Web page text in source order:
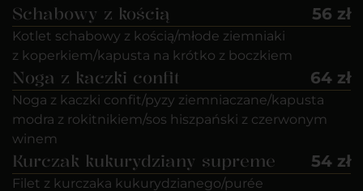
Schabowy z kością 56 zł
Kotlet schabowy z kością/młode ziemniaki
z koperkiem/kapusta na krótko z boczkiem
Noga z kaczki confit 64 zł
Noga z kaczki confit/pyzy ziemniaczane/kapusta
modra z rokitnikiem/sos hiszpański z czerwonym
winem
Kurczak kukurydziany supreme 54 zł
Filet z kurczaka kukurydzianego/purée